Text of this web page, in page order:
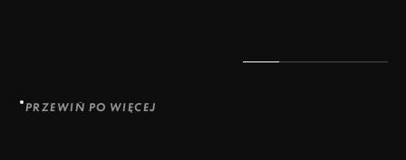
PRZEWIŃ PO WIĘCEJ